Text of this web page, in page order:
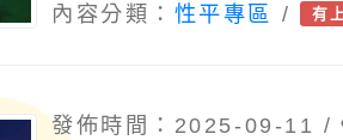
內容分類： 性平專區 / 有
發佈時間：2025-09-11 /